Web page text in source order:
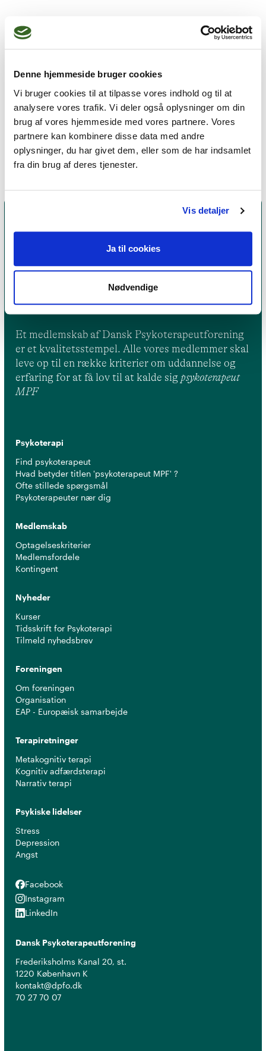
Denne hjemmeside bruger cookies
Vi bruger cookies til at tilpasse vores indhold og til at
analysere vores trafik. Vi deler også oplysninger om din
brug af vores hjemmeside med vores partnere. Vores
partnere kan kombinere disse data med andre
oplysninger, du har givet dem, eller som de har indsamlet
fra din brug af deres tjenester.
Vis detaljer
Ja til cookies
Nødvendige
Jeg praktiserer følgende
terapiformer
Kropsterapi, Familieterapi,
Gestaltterapi,
Eksistentiel terapi, Parterapi
Et medlemskab af Dansk Psykoterapeutforening
er et kvalitetsstempel. Alle vores medlemmer skal
leve op til en række kriterier om uddannelse og
erfaring for at få lov til at kalde sig psykoterapeut
MPF
Psykoterapi
Find psykoterapeut
Hvad betyder titlen 'psykoterapeut MPF' ?
Ofte stillede spørgsmål
Psykoterapeuter nær dig
Medlemskab
Optagelseskriterier
Medlemsfordele
Kontingent
Nyheder
Kurser
Tidsskrift for Psykoterapi
Tilmeld nyhedsbrev
Foreningen
Om foreningen
Organisation
EAP - Europæisk samarbejde
Terapiretninger
Metakognitiv terapi
Kognitiv adfærdsterapi
Narrativ terapi
Psykiske lidelser
Stress
Depression
Angst
Facebook
Facebook
Instagram
Instagram
LinkedIn
LinkedIn
Dansk Psykoterapeutforening
Frederiksholms Kanal 20, st.
1220 København K
kontakt@dpfo.dk
70 27 70 07